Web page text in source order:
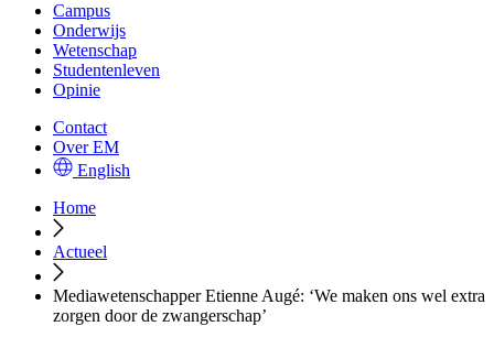
Campus
Onderwijs
Wetenschap
Studentenleven
Opinie
Contact
Over EM
English
Home
Actueel
Mediawetenschapper Etienne Augé: ‘We maken ons wel extra
zorgen door de zwangerschap’